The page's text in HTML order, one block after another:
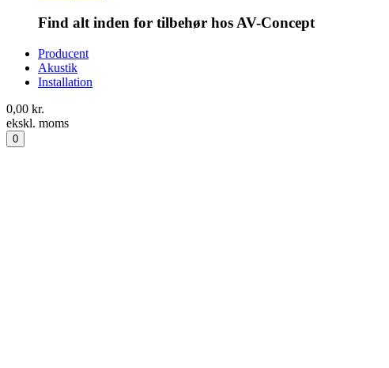
Find alt inden for tilbehør hos AV-Concept
Producent
Akustik
Installation
0,00 kr.
ekskl. moms
0